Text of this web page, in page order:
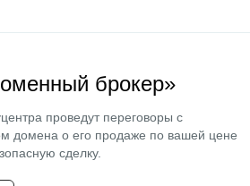
брокер»
проведут переговоры с
домена о его продаже по вашей цене
сделку.